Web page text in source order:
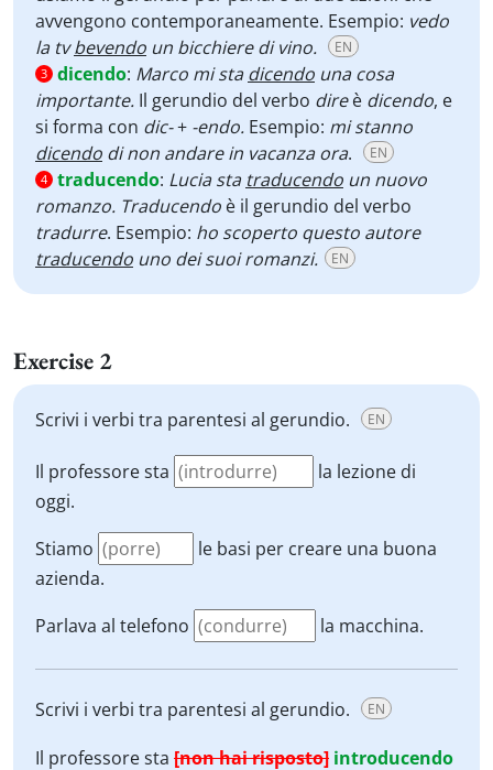
avvengono contemporaneamente. Esempio: vedo
la tvbevendo un bicchiere di vino. EN
3 dicendo: Marco mi stadicendo una cosa
importante. Il gerundio del verbo direè dicendo, e
si forma con dic-+ -endo. Esempio: mi stanno
dicendo di non andare in vacanza ora. EN
4 traducendo: Lucia sta traducendo un nuovo
romanzo. Traducendo è il gerundio del verbo
tradurre. Esempio: ho scoperto questo autore
traducendo uno dei suoi romanzi. EN
Exercise 2
Scrivi i verbi tra parentesi al gerundio. EN
Il professore sta
la lezione di
oggi.
Stiamo
le basi per creare una buona
azienda.
Parlava al telefono
la macchina.
Scrivi i verbi tra parentesi al gerundio. EN
Il professore sta [non hai risposto] introducendo